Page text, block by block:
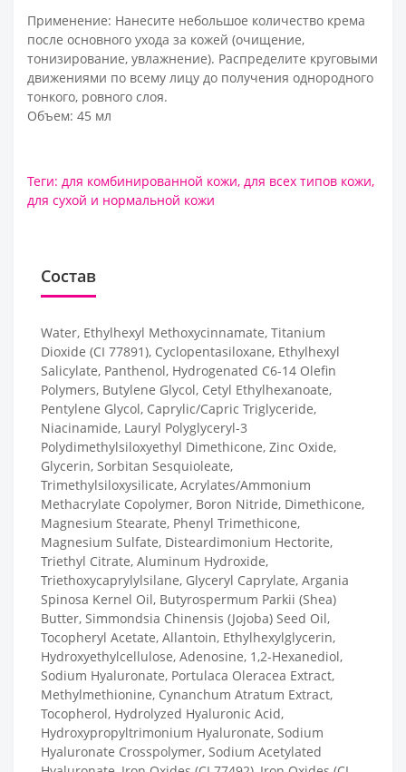
Применение: Нанесите небольшое количество крема
после основного ухода за кожей (очищение,
тонизирование, увлажнение). Распределите круговыми
движениями по всему лицу до получения однородного
тонкого, ровного слоя.
Объем: 45 мл
Теги: для комбинированной кожи, для всех типов кожи,
для сухой и нормальной кожи
Состав
Water, Ethylhexyl Methoxycinnamate, Titanium
Dioxide (CI 77891), Cyclopentasiloxane, Ethylhexyl
Salicylate, Panthenol, Hydrogenated C6-14 Olefin
Polymers, Butylene Glycol, Cetyl Ethylhexanoate,
Pentylene Glycol, Caprylic/Capric Triglyceride,
Niacinamide, Lauryl Polyglyceryl-3
Polydimethylsiloxyethyl Dimethicone, Zinc Oxide,
Glycerin, Sorbitan Sesquioleate,
Trimethylsiloxysilicate, Acrylates/Ammonium
Methacrylate Copolymer, Boron Nitride, Dimethicone,
Magnesium Stearate, Phenyl Trimethicone,
Magnesium Sulfate, Disteardimonium Hectorite,
Triethyl Citrate, Aluminum Hydroxide,
Triethoxycaprylylsilane, Glyceryl Caprylate, Argania
Spinosa Kernel Oil, Butyrospermum Parkii (Shea)
Butter, Simmondsia Chinensis (Jojoba) Seed Oil,
Tocopheryl Acetate, Allantoin, Ethylhexylglycerin,
Hydroxyethylcellulose, Adenosine, 1,2-Hexanediol,
Sodium Hyaluronate, Portulaca Oleracea Extract,
Methylmethionine, Cynanchum Atratum Extract,
Tocopherol, Hydrolyzed Hyaluronic Acid,
Hydroxypropyltrimonium Hyaluronate, Sodium
Hyaluronate Crosspolymer, Sodium Acetylated